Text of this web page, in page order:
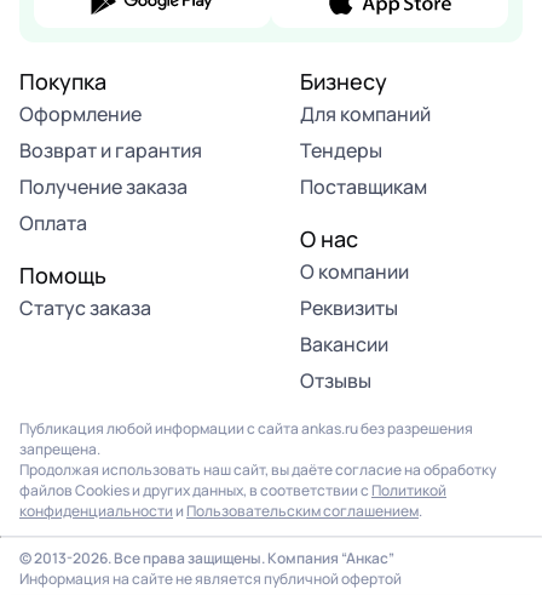
Покупка
Оформление
Возврат и гарантия
Получение заказа
Оплата
Помощь
Статус заказа
Бизнесу
Для компаний
Тендеры
Поставщикам
О нас
О компании
Реквизиты
Вакансии
Отзывы
Публикация любой информации с сайта ankas.ru без разрешения
запрещена.
Продолжая использовать наш сайт, вы даёте согласие на обработку
файлов Cookies и других данных, в соответствии с Политикой
конфиденциальности и Пользовательским соглашением.
© 2013-2026. Все права защищены. Компания “Анкас”
Информация на сайте не является публичной офертой